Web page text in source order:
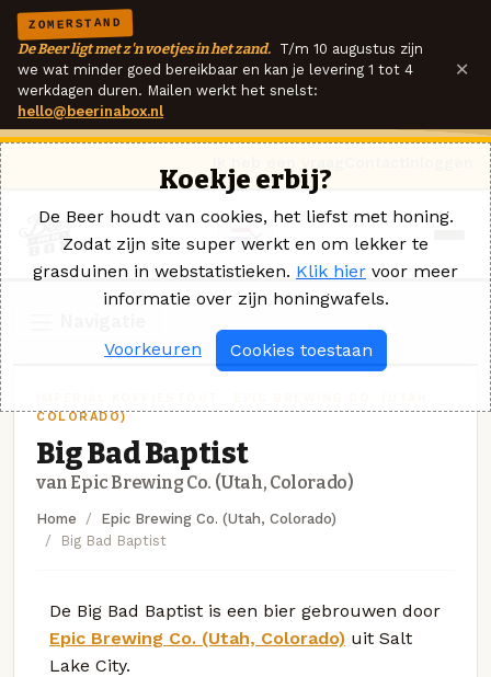
ZOMERSTAND
De Beer ligt met z'n voetjes in het zand. T/m 10 augustus zijn
we wat minder goed bereikbaar en kan je levering 1 tot 4
werkdagen duren. Mailen werkt het snelst:
hello@beerinabox.nl
×
COLORADO)
Big Bad Baptist
van Epic Brewing Co. (Utah, Colorado)
Home
Epic Brewing Co. (Utah, Colorado)
Big Bad Baptist
De Big Bad Baptist is een bier gebrouwen door
Epic Brewing Co. (Utah, Colorado) uit Salt
Lake City.
Koekje erbij?
De Beer houdt van cookies, het liefst met honing.
Zodat zijn site super werkt en om lekker te
grasduinen in webstatistieken. Klik hier voor meer
informatie over zijn honingwafels.
Voorkeuren Cookies toestaan